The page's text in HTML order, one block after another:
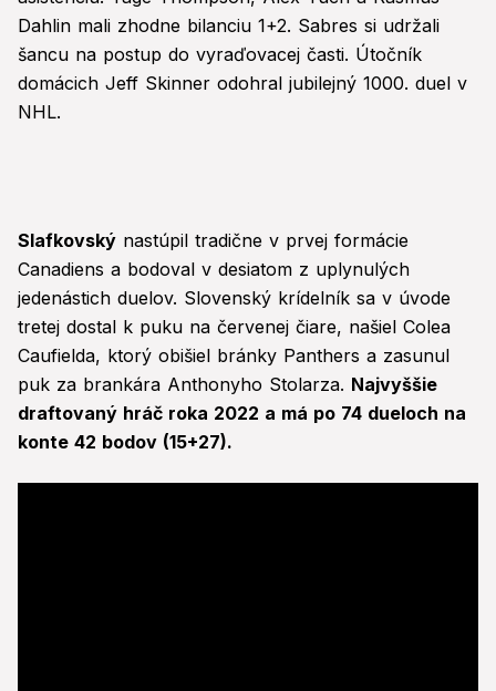
Dahlin mali zhodne bilanciu 1+2. Sabres si udržali
šancu na postup do vyraďovacej časti. Útočník
domácich Jeff Skinner odohral jubilejný 1000. duel v
NHL.
Slafkovský nastúpil tradične v prvej formácie
Canadiens a bodoval v desiatom z uplynulých
jedenástich duelov. Slovenský krídelník sa v úvode
tretej dostal k puku na červenej čiare, našiel Colea
Caufielda, ktorý obišiel bránky Panthers a zasunul
puk za brankára Anthonyho Stolarza. Najvyššie
draftovaný hráč roka 2022 a má po 74 dueloch na
konte 42 bodov (15+27).